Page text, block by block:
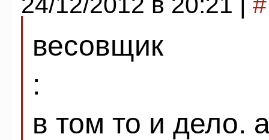
весовщик
:
в том то и дело.